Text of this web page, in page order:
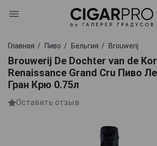
Главная Пиво Бельгия Brouwerij
Brouwerij De Dochter van de
Renaissance Grand Cru Пиво
Гран Крю 0.75л
Оставить отзыв